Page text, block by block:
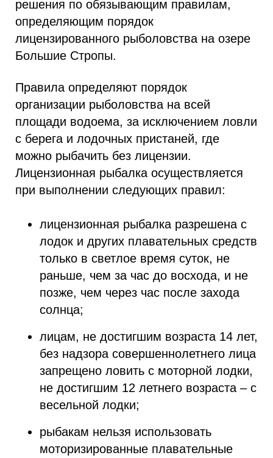
решения по обязывающим правилам,
определяющим порядок
лицензированного рыболовства на озере
Большие Стропы.
Правила определяют порядок
организации рыболовства на всей
площади водоема, за исключением ловли
с берега и лодочных пристаней, где
можно рыбачить без лицензии.
Лицензионная рыбалка осуществляется
при выполнении следующих правил:
лицензионная рыбалка разрешена с
лодок и других плавательных средств
только в светлое время суток, не
раньше, чем за час до восхода, и не
позже, чем через час после захода
солнца;
лицам, не достигшим возраста 14 лет,
без надзора совершеннолетнего лица
запрещено ловить с моторной лодки,
не достигшим 12 летнего возраста – с
весельной лодки;
рыбакам нельзя использовать
моторизированные плавательные